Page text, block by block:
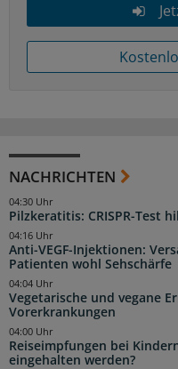
NACHRICHTEN
Pilzkeratitis: CRISPR-Test
04:30 Uhr
Anti-VEGF-Injektionen:
Patienten wohl Sehschärfe
04:16 Uhr
Vegetarische und vegane
Vorerkrankungen
04:04 Uhr
Reiseimpfungen bei
eingehalten werden?
04:00 Uhr